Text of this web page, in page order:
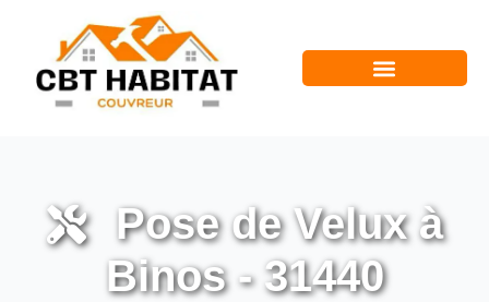
Pose de Velux à
Binos - 31440